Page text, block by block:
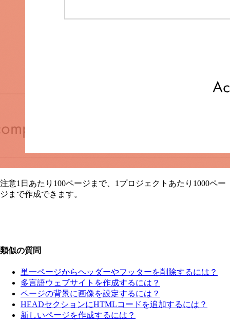
注意1日あたり100ページまで、1プロジェクトあたり1000ペー
ジまで作成できます。
類似の質問
単一ページからヘッダーやフッターを削除するには？
多言語ウェブサイトを作成するには？
ページの背景に画像を設定するには？
HEADセクションにHTMLコードを追加するには？
新しいページを作成するには？